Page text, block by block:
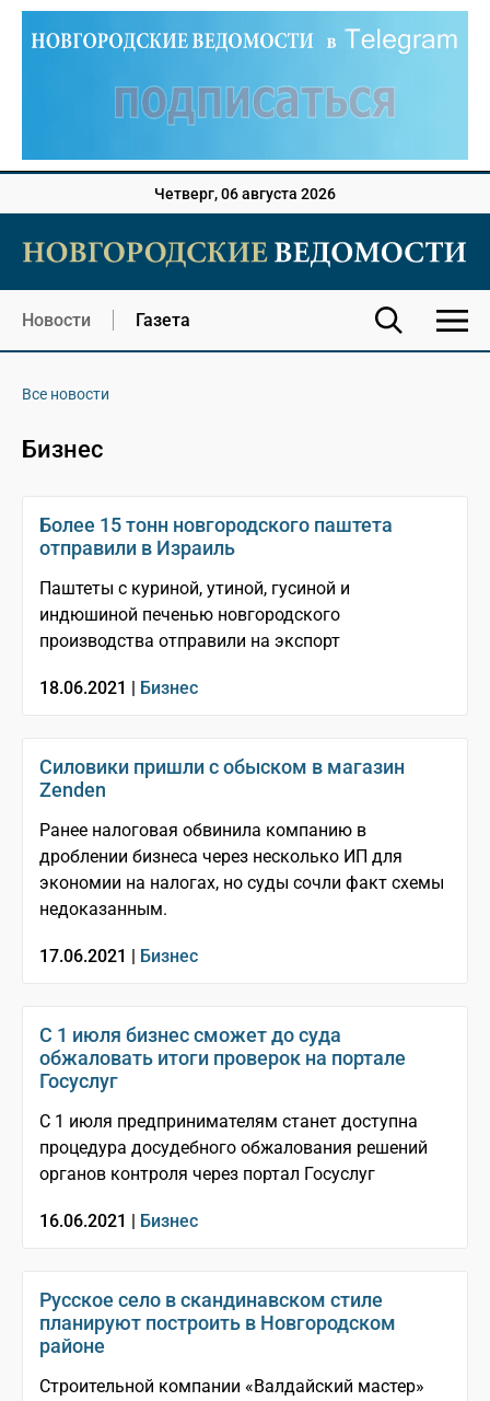
Четверг, 06 августа 2026
Новости Газета
Все новости
Бизнес
Более 15 тонн новгородского паштета
отправили в Израиль
Паштеты с куриной, утиной, гусиной и
индюшиной печенью новгородского
производства отправили на экспорт
18.06.2021 | Бизнес
Силовики пришли с обыском в магазин
Zenden
Ранее налоговая обвинила компанию в
дроблении бизнеса через несколько ИП для
экономии на налогах, но суды сочли факт схемы
недоказанным.
17.06.2021 | Бизнес
С 1 июля бизнес сможет до суда
обжаловать итоги проверок на портале
Госуслуг
С 1 июля предпринимателям станет доступна
процедура досудебного обжалования решений
органов контроля через портал Госуслуг
16.06.2021 | Бизнес
Русское село в скандинавском стиле
планируют построить в Новгородском
районе
Строительной компании «Валдайский мастер»